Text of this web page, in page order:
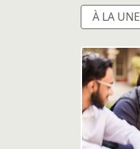
À LA UNE